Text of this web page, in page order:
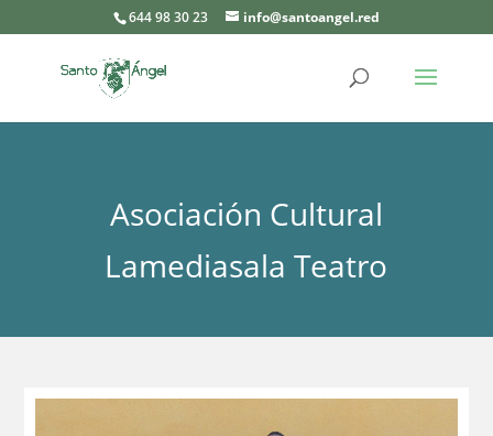
644 98 30 23 info@santoangel.red
Asociación Cultural
Lamediasala Teatro